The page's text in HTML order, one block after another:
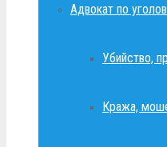
Адвокат по
Убийство,
Кража,